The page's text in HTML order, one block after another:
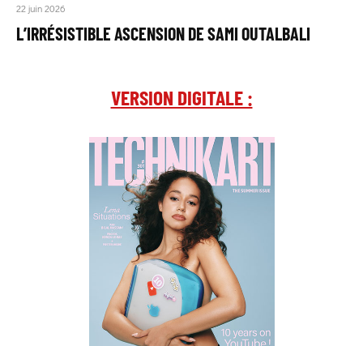
22 juin 2026
L’IRRÉSISTIBLE ASCENSION DE SAMI OUTALBALI
VERSION DIGITALE :